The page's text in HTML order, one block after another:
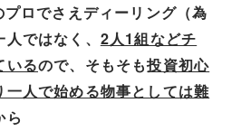
ロでさえディーリング（為
ではなく、 2人1組などチ
いるので、そもそも投資初心
一人で始める物事としては難
ら